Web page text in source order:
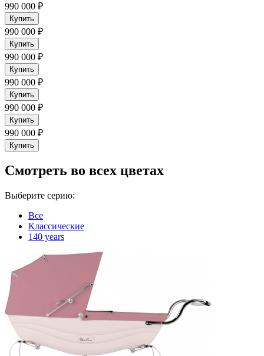
990 000 ₽
Купить
990 000 ₽
Купить
990 000 ₽
Купить
990 000 ₽
Купить
990 000 ₽
Купить
990 000 ₽
Купить
Cмотреть во всех цветах
Выберите серию:
Все
Классические
140 years